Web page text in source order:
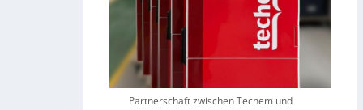
Partnerschaft zwischen Techem und